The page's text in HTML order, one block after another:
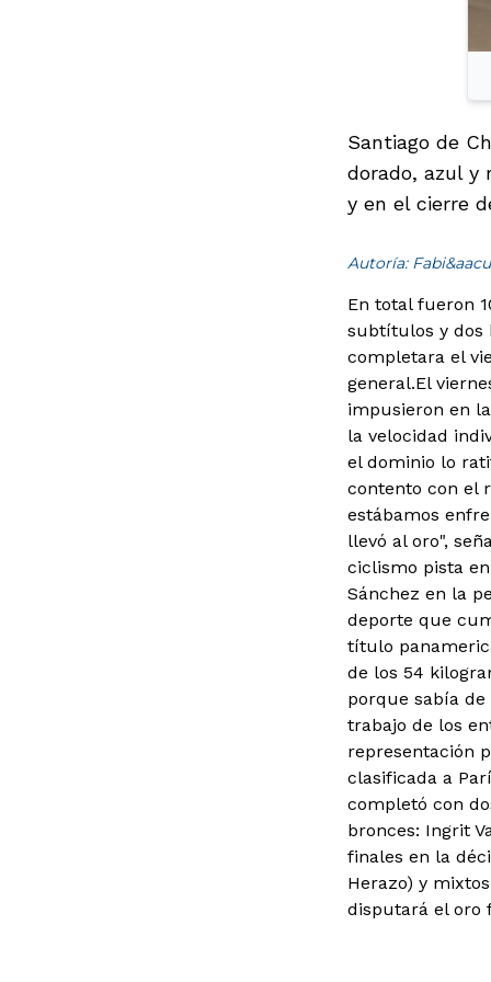
Santiago de
dorado, azul y
y en el cierre
Autoría:
En total fueron
subtítulos y dos
completara el
general.El
impusieron en
la velocidad
el dominio lo
contento con el
estábamos
llevó al oro",
ciclismo pista
Sánchez en la
deporte que
título
de los 54
porque sabía
trabajo de los
representación
clasificada a
completó con
bronces: Ingrit
finales en la
Herazo) y
disputará el oro